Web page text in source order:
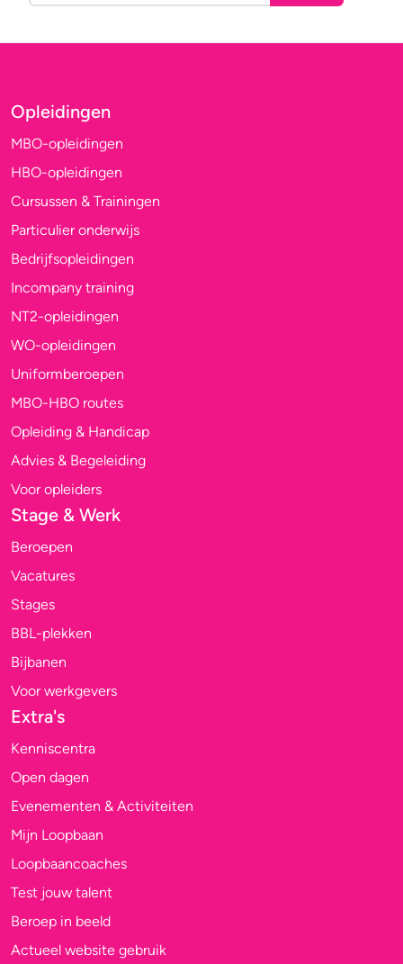
Opleidingen
MBO-opleidingen
HBO-opleidingen
Cursussen & Trainingen
Particulier onderwijs
Bedrijfsopleidingen
Incompany training
NT2-opleidingen
WO-opleidingen
Uniformberoepen
MBO-HBO routes
Opleiding & Handicap
Advies & Begeleiding
Voor opleiders
Stage & Werk
Beroepen
Vacatures
Stages
BBL-plekken
Bijbanen
Voor werkgevers
Extra's
Kenniscentra
Open dagen
Evenementen & Activiteiten
Mijn Loopbaan
Loopbaancoaches
Test jouw talent
Beroep in beeld
Actueel website gebruik